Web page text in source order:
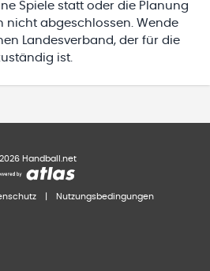
Spiele statt oder die Planung
nicht abgeschlossen. Wende
Landesverband, der für die
ist.
2026 Handball.net
Nutzungsbedingungen